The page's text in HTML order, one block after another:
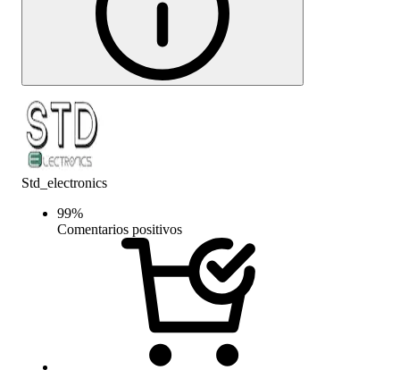
Std_electronics
99%
Comentarios positivos